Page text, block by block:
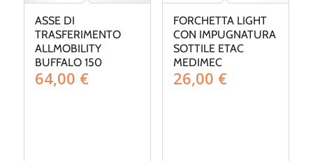
ASSE DI
TRASFERIMENTO
ALLMOBILITY
BUFFALO 150
64,00 €
FORCHETTA LIGHT
CON IMPUGNATURA
SOTTILE ETAC
MEDIMEC
26,00 €